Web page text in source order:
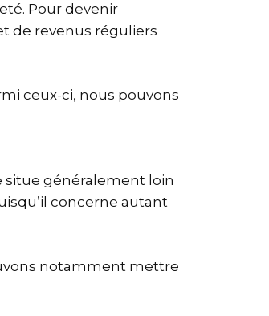
Pour devenir
de revenus réguliers
ceux-ci, nous pouvons
situe généralement loin
concerne autant
notamment mettre